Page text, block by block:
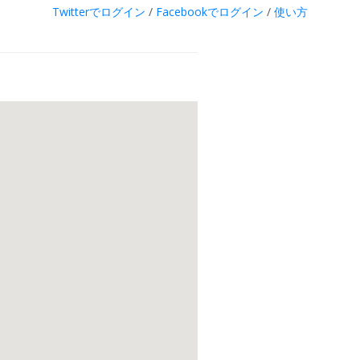
Twitterでログイン / Facebookでログイン / 使い方